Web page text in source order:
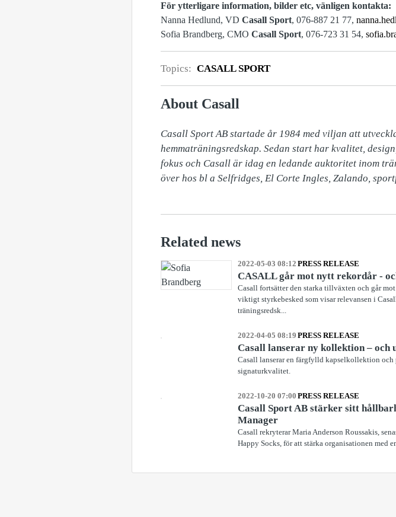
För ytterligare information, bilder etc, vänligen kontakta:
Nanna Hedlund, VD Casall Sport, 076-887 21 77,
Sofia Brandberg, CMO Casall Sport, 076-723 31 54,
Topics: CASALL SPORT
About Casall
Casall Sport AB startade år 1984 med viljan att
hemmaträningsredskap. Sedan start har kvalitet,
fokus och Casall är idag en ledande auktoritet inom
Related news
2022-05-03 08:12 PRESS RELEASE
CASALL går mot nytt rekordår -
Casall fortsätter den starka tillväxten och går
viktigt styrkebesked som visar relevansen i
träningsredsk...
2022-04-05 08:19 PRESS RELEASE
Casall lanserar ny kollektion –
Casall lanserar en färgfylld kapselkollektion
signaturkvalitet.
2022-10-20 07:00 PRESS RELEASE
Casall Sport AB stärker sitt
Manager
Casall rekryterar Maria Anderson Roussakis,
Happy Socks, för att stärka organisationen med